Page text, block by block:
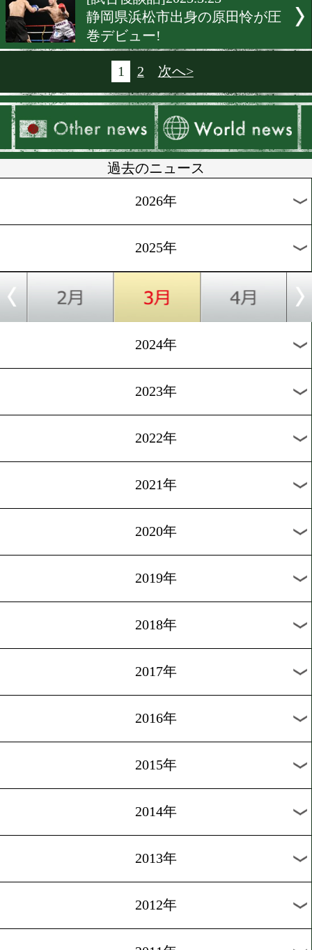
大橋ジムの新鋭が圧巻のパ
ーマンス!
[試合後会見]2025.3.24
バンタム級にフィリピンか
いのが現れた!
[試合後談話]2025.3.24
右目だけで戦った帝尊康輝!
[試合後会見]2025.3.23
[試合後談話]2025.3.23
静岡県浜松市出身の原田怜
巻デビュー!
過去のニュース
2025年
2023年
2022年
2021年